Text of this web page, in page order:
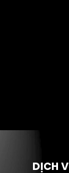
DỊCH